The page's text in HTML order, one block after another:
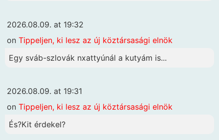
2026.08.09. at 19:32
on Tippeljen, ki lesz az új köztársasági elnök
Egy sváb-szlovák nxattyúnál a kutyám is...
2026.08.09. at 19:31
on Tippeljen, ki lesz az új köztársasági elnök
És?Kit érdekel?